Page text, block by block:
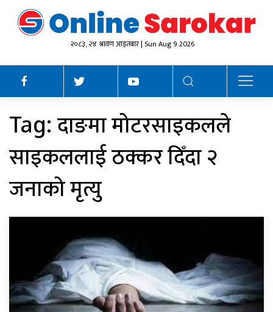
२०८३, २४ श्रावण आइतबार | Sun Aug 9 2026
Tag: दाङमा मोटरसाइकलले
साइकललाई ठक्कर दिँदा २
जनाको मृत्यु